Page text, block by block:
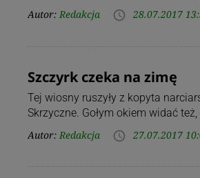
Autor: Redakcja access_time 28.07.2017
Szczyrk czeka na zimę
Tej wiosny ruszyły z kopyta
Skrzyczne. Gołym okiem widać
Autor: Redakcja access_time 27.07.2017